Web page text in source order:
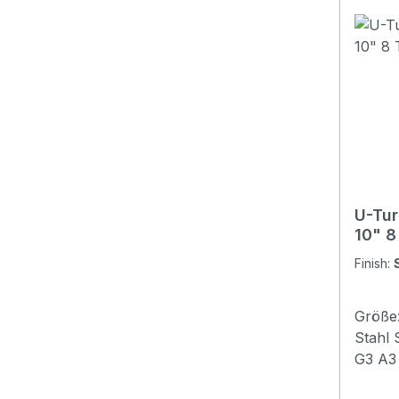
U-
10"
Finish:
Stahl
G3